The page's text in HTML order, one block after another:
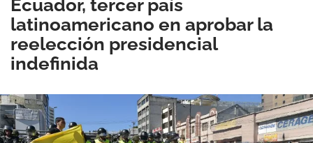
Ecuador, tercer país
latinoamericano en aprobar la
reelección presidencial
indefinida